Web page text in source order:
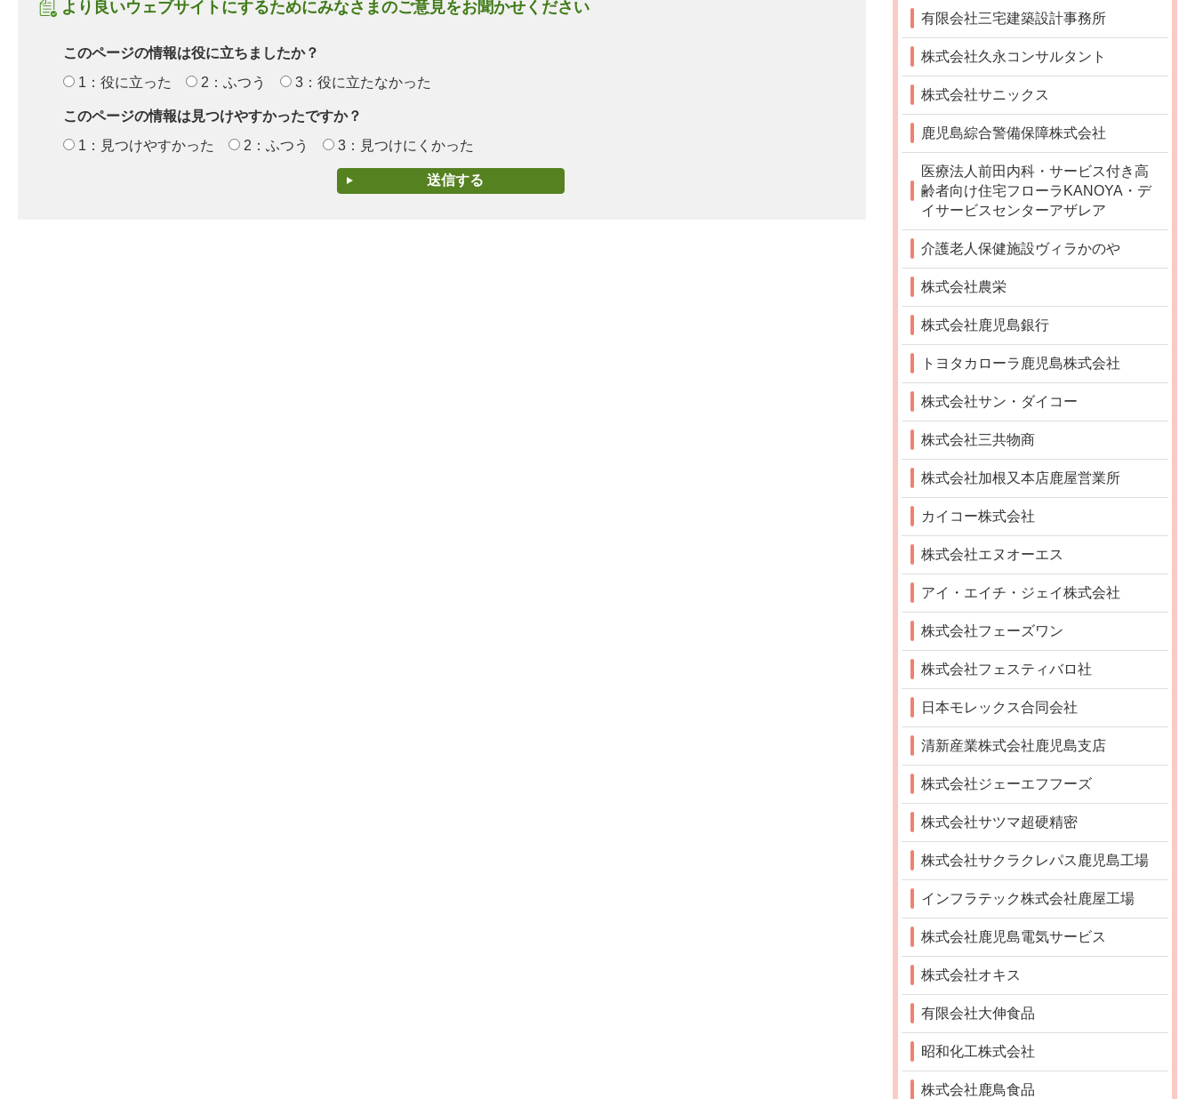
より良いウェブサイトにするためにみなさまのご意見をお聞かせください
このページの情報は役に立ちましたか？
1：役に立った
2：ふつう 3：役に立たなかった
このページの情報は見つけやすかったですか？
1：見つけやすかった
2：ふつう 3：見つけにくかった
有限会社三宅建築設計事務所
株式会社久永コンサルタント
株式会社サニックス
鹿児島綜合警備保障株式会社
医療法人前田内科・サービス付き高
齢者向け住宅フローラKANOYA・デ
イサービスセンターアザレア
介護老人保健施設ヴィラかのや
株式会社農栄
株式会社鹿児島銀行
トヨタカローラ鹿児島株式会社
株式会社サン・ダイコー
株式会社三共物商
株式会社加根又本店鹿屋営業所
カイコー株式会社
株式会社エヌオーエス
アイ・エイチ・ジェイ株式会社
株式会社フェーズワン
株式会社フェスティバロ社
日本モレックス合同会社
清新産業株式会社鹿児島支店
株式会社ジェーエフフーズ
株式会社サツマ超硬精密
株式会社サクラクレパス鹿児島工場
インフラテック株式会社鹿屋工場
株式会社鹿児島電気サービス
株式会社オキス
有限会社大伸食品
昭和化工株式会社
株式会社鹿鳥食品